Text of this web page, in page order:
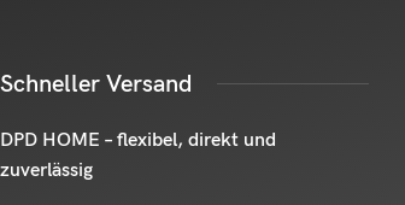
Schneller Versand
DPD HOME – flexibel, direkt und
zuverlässig